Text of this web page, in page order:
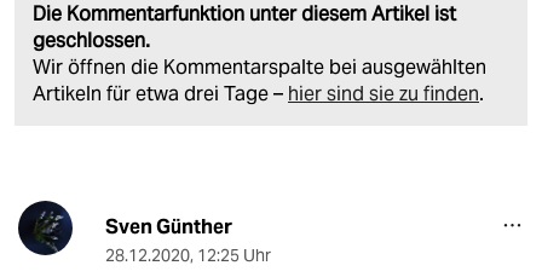
Die Kommentarfunktion unter diesem Artikel ist
geschlossen.
Wir öffnen die Kommentarspalte bei ausgewählten
Artikeln für etwa drei Tage – hier sind sie zu finden.
Sven Günther
28.12.2020, 12:25 Uhr